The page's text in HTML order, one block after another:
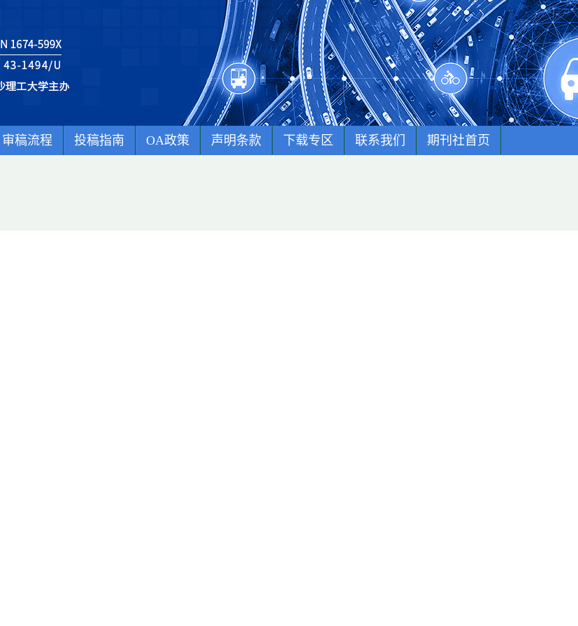
审稿流程 投稿指南 OA政策 声明条款 下载专区 联系我们 期刊社首页